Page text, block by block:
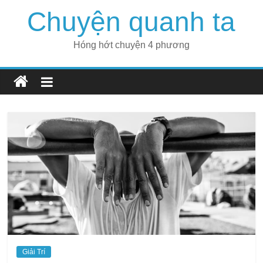
Chuyện quanh ta
Hóng hớt chuyện 4 phương
Giải Trí